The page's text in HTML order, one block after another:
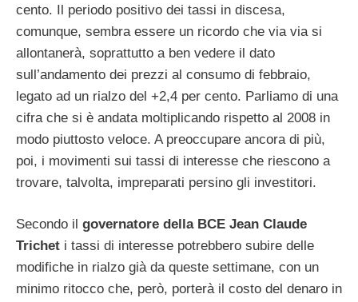
cento. Il periodo positivo dei tassi in discesa,
comunque, sembra essere un ricordo che via via si
allontanerà, soprattutto a ben vedere il dato
sull’andamento dei prezzi al consumo di febbraio,
legato ad un rialzo del +2,4 per cento. Parliamo di una
cifra che si è andata moltiplicando rispetto al 2008 in
modo piuttosto veloce. A preoccupare ancora di più,
poi, i movimenti sui tassi di interesse che riescono a
trovare, talvolta, impreparati persino gli investitori.
Secondo il governatore della BCE Jean Claude
Trichet i tassi di interesse potrebbero subire delle
modifiche in rialzo già da queste settimane, con un
minimo ritocco che, però, porterà il costo del denaro in